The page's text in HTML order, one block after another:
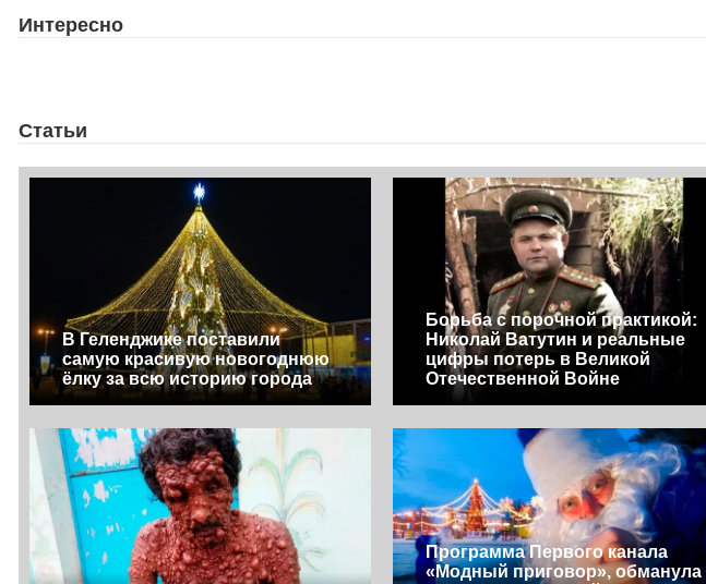
Интересно
Статьи
В Геленджике поставили
самую красивую новогоднюю
ёлку за всю историю города
Борьба с порочной практикой:
Николай Ватутин и реальные
цифры потерь в Великой
Отечественной Войне
Программа Первого канала
«Модный приговор», обманула